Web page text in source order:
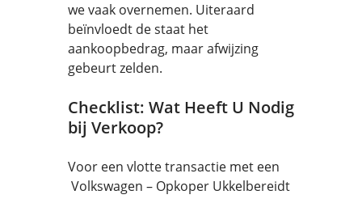
we vaak overnemen. Uiteraard
beïnvloedt de staat het
aankoopbedrag, maar afwijzing
gebeurt zelden.
Checklist: Wat Heeft U Nodig
bij Verkoop?
Voor een vlotte transactie met een
Volkswagen – Opkoper Ukkelbereidt